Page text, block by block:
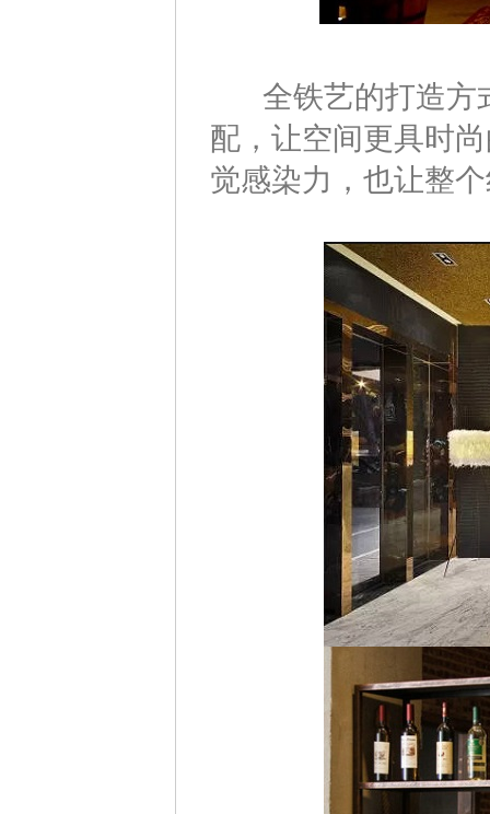
全铁艺的打造方
配，让空间更具时
觉感染力，也让整